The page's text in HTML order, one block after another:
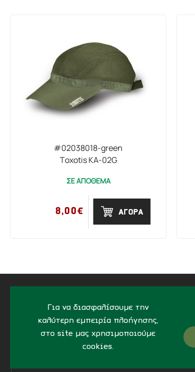
Για να διασφαλίσουμε την
καλύτερη εμπειρία πλοήγησης,
στο site μας χρησιμοποιούμε
cookies.
#02038018-green
Toxotis KA-02G
ΣΕ ΑΠΟΘΕΜΑ
8,00€ ΑΓΟΡΑ
ΔΙΕΥΘΥΝΣΗ
Ίδης 7, Ηράκλειο Kρήτης,